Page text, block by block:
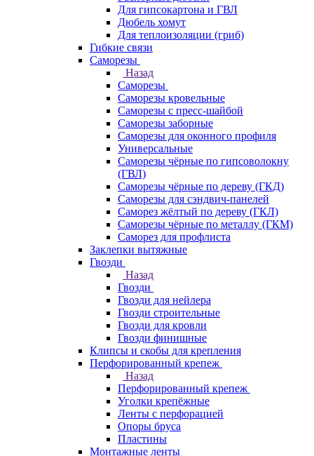
Для гипсокартона и ГВЛ
Дюбель хомут
Для теплоизоляции (гриб)
Гибкие связи
Саморезы
Назад
Саморезы
Саморезы кровельные
Саморезы с пресс-шайбой
Саморезы заборные
Саморезы для оконного профиля
Универсальные
Саморезы чёрные по гипсоволокну
(ГВЛ)
Саморезы чёрные по дереву (ГКД)
Саморезы для сэндвич-панелей
Саморез жёлтый по дереву (ГКЛ)
Саморезы чёрные по металлу (ГКМ)
Саморез для профлиста
Заклепки вытяжные
Гвозди
Назад
Гвозди
Гвозди для нейлера
Гвозди строительные
Гвозди для кровли
Гвозди финишные
Клипсы и скобы для крепления
Перфорированный крепеж
Назад
Перфорированный крепеж
Уголки крепёжные
Ленты с перфорацией
Опоры бруса
Пластины
Монтажные ленты